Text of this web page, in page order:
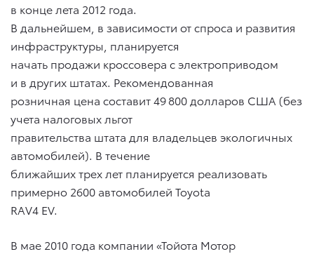
в конце лета 2012 года.
В дальнейшем, в зависимости от спроса и развития
инфраструктуры, планируется
начать продажи кроссовера с электроприводом
и в других штатах. Рекомендованная
розничная цена составит 49 800 долларов США (без
учета налоговых льгот
правительства штата для владельцев экологичных
автомобилей). В течение
ближайших трех лет планируется реализовать
примерно 2600 автомобилей Toyota
RAV4 EV.
В мае 2010 года компании «Тойота Мотор